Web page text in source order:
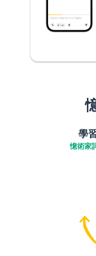
學
憶術家